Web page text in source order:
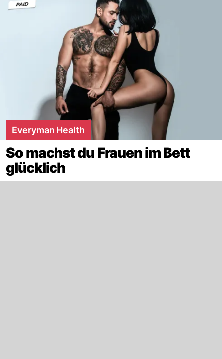
Everyman Health
So machst du Frauen im Bett
glücklich